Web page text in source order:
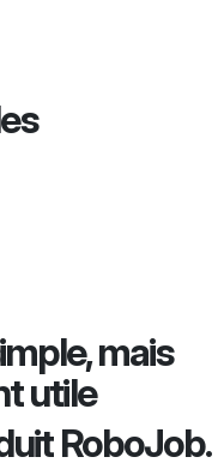
mais
utile
RoboJob.